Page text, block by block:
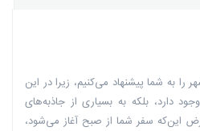
را به شما پیشنهاد می‌کنیم، زیرا در این
دارد، بلکه به بسیاری از جاذبه‌های
این‌که سفر شما از صبح آغاز می‌شود،